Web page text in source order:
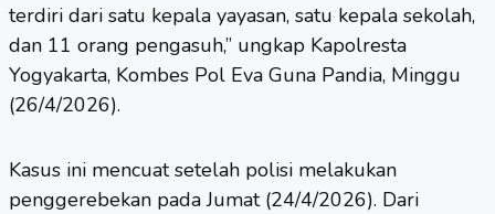
terdiri dari satu kepala yayasan, satu kepala sekolah,
dan 11 orang pengasuh,” ungkap Kapolresta
Yogyakarta, Kombes Pol Eva Guna Pandia, Minggu
(26/4/2026).
Kasus ini mencuat setelah polisi melakukan
penggerebekan pada Jumat (24/4/2026). Dari